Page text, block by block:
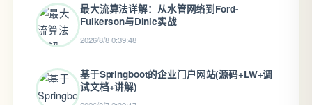
最大流算法详解：从水管网络到Ford-
Fulkerson与Dinic实战
2026/8/8 0:39:48
基于Springboot的企业门户网站(源码+LW+调
试文档+讲解)